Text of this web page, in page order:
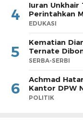
4
Iuran
Perintahkan
EDUKASI
5
Kematian
Ternate
SERBA-SERBI
6
Achmad
Kantor DPW
POLITIK